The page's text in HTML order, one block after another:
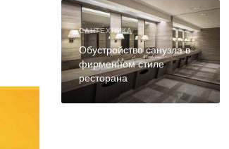
САНТЕХНИКА
Обустройство санузла в
фирменном стиле
ресторана